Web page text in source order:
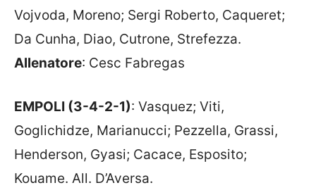
Vojvoda, Moreno; Sergi Roberto, Caqueret;
Da Cunha, Diao, Cutrone, Strefezza.
Allenatore: Cesc Fabregas
EMPOLI (3-4-2-1): Vasquez; Viti,
Goglichidze, Marianucci; Pezzella, Grassi,
Henderson, Gyasi; Cacace, Esposito;
Kouame. All. D’Aversa.